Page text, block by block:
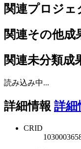
関連プロジェ
関連その他成
関連未分類成
読み込み中...
詳細情報 詳細
CRID